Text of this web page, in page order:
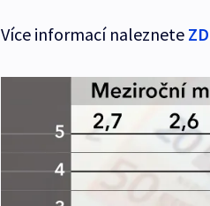
Více informací naleznete